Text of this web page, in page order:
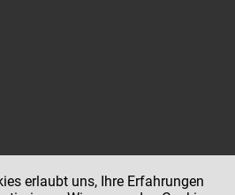
erlaubt uns, Ihre Erfahrungen